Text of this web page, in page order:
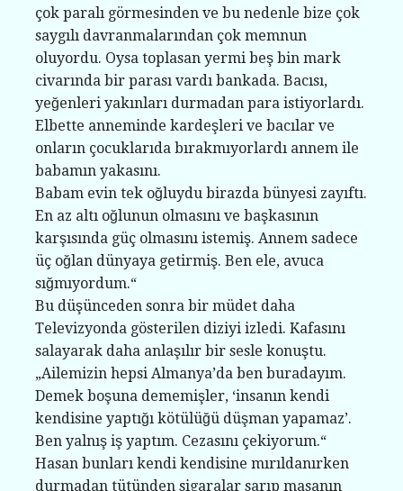
çok paralı görmesinden ve bu nedenle bize çok
saygılı davranmalarından çok memnun
oluyordu. Oysa toplasan yermi beş bin mark
civarında bir parası vardı bankada. Bacısı,
yeğenleri yakınları durmadan para istiyorlardı.
Elbette anneminde kardeşleri ve bacılar ve
onların çocuklarıda bırakmıyorlardı annem ile
babamın yakasını.
Babam evin tek oğluydu birazda bünyesi zayıftı.
En az altı oğlunun olmasını ve başkasının
karşısında güç olmasını istemiş. Annem sadece
üç oğlan dünyaya getirmiş. Ben ele, avuca
sığmıyordum.“
Bu düşünceden sonra bir müdet daha
Televizyonda gösterilen diziyi izledi. Kafasını
salayarak daha anlaşılır bir sesle konuştu.
„Ailemizin hepsi Almanya’da ben buradayım.
Demek boşuna dememişler, ‘insanın kendi
kendisine yaptığı kötülüğü düşman yapamaz’.
Ben yalnış iş yaptım. Cezasını çekiyorum.“
Hasan bunları kendi kendisine mırıldanırken
durmadan tütünden sigaralar sarıp masanın